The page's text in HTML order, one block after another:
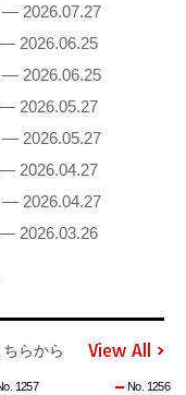
— 2026.07.27
— 2026.06.25
— 2026.06.25
— 2026.05.27
— 2026.05.27
— 2026.04.27
— 2026.04.27
— 2026.03.26
らから View All
1257 No. 1256